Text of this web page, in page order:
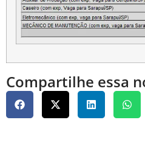
Compartilhe essa